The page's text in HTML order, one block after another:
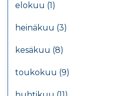
elokuu (1)
heinäkuu (3)
kesäkuu (8)
toukokuu (9)